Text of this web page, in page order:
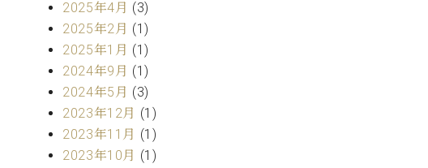
2025年4月 (3)
2025年2月 (1)
2025年1月 (1)
2024年9月 (1)
2024年5月 (3)
2023年12月 (1)
2023年11月 (1)
2023年10月 (1)